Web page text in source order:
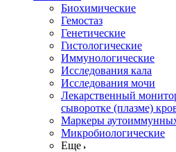
Биохимические
Гемостаз
Генетические
Гистологические
Иммунологические
Исследования кала
Исследования мочи
Лекарственный
сыворотке (плазме)
Маркеры
Микробиологические
Еще